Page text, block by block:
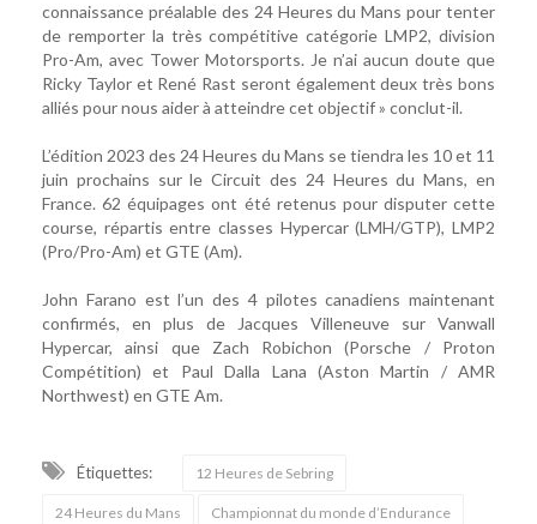
connaissance préalable des 24 Heures du Mans pour tenter
de remporter la très compétitive catégorie LMP2, division
Pro-Am, avec Tower Motorsports. Je n’ai aucun doute que
Ricky Taylor et René Rast seront également deux très bons
alliés pour nous aider à atteindre cet objectif » conclut-il.
L’édition 2023 des 24 Heures du Mans se tiendra les 10 et 11
juin prochains sur le Circuit des 24 Heures du Mans, en
France. 62 équipages ont été retenus pour disputer cette
course, répartis entre classes Hypercar (LMH/GTP), LMP2
(Pro/Pro-Am) et GTE (Am).
John Farano est l’un des 4 pilotes canadiens maintenant
confirmés, en plus de Jacques Villeneuve sur Vanwall
Hypercar, ainsi que Zach Robichon (Porsche / Proton
Compétition) et Paul Dalla Lana (Aston Martin / AMR
Northwest) en GTE Am.
Étiquettes: 12 Heures de Sebring
24 Heures du Mans Championnat du monde d’Endurance